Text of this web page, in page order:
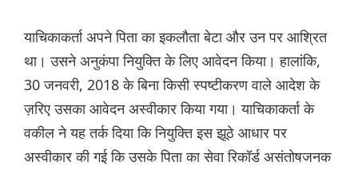
याचिकाकर्ता अपने पिता का इकलौता बेटा और उन पर आश्रित
था। उसने अनुकंपा नियुक्ति के लिए आवेदन किया। हालांकि,
30 जनवरी, 2018 के बिना किसी स्पष्टीकरण वाले आदेश के
ज़रिए उसका आवेदन अस्वीकार किया गया। याचिकाकर्ता के
वकील ने यह तर्क दिया कि नियुक्ति इस झूठे आधार पर
अस्वीकार की गई कि उसके पिता का सेवा रिकॉर्ड असंतोषजनक